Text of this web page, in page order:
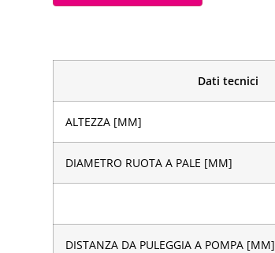
Dati tecnici
ALTEZZA [MM]
DIAMETRO RUOTA A PALE [MM]
DISTANZA DA PULEGGIA A POMPA [MM]